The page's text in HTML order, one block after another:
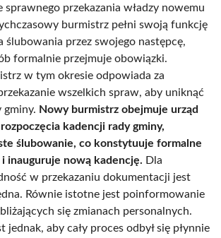
przekazania władzy nowemu
burmistrz pełni swoją funkcję
ślubowania przez swojego następcę,
formalnie przejmuje obowiązki.
w tym okresie odpowiada za
wszelkich spraw, aby uniknąć
gminy. Nowy burmistrz obejmuje urząd
kadencji rady gminy,
ślubowanie, co konstytuuje formalne
i inauguruje nową kadencję. Dla
w przekazaniu dokumentacji jest
Równie istotne jest poinformowanie
się zmianach personalnych.
jednak, aby cały proces odbył się płynnie